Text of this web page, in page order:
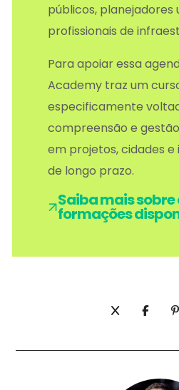
públicos, planejadores
profissionais de
Para apoiar essa
Academy traz um
especificamente
compreensão e
em projetos, cidades
de longo prazo.
Saiba mais sobre
formações